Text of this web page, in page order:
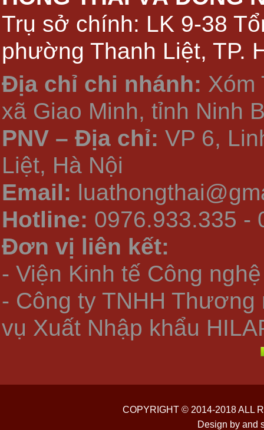
Trụ sở chính: LK 9-38
phường Thanh Liệt, TP.
Địa chỉ chi nhánh: Xóm
xã Giao Minh, tỉnh Ninh
PNV – Địa chỉ: VP 6,
Liệt, Hà Nội
Email:
Hotline: 0976.933.335 -
Đơn vị liên kết:
- Viện Kinh tế Công
- Công ty TNHH Thương
vụ Xuất Nhập khẩu
COPYRIGHT © 2014-2018 ALL
Design by and